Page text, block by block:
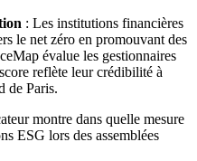
: Les institutions financières
le net zéro en promouvant des
évalue les gestionnaires
reflète leur crédibilité à
de Paris.
montre dans quelle mesure
ESG lors des assemblées